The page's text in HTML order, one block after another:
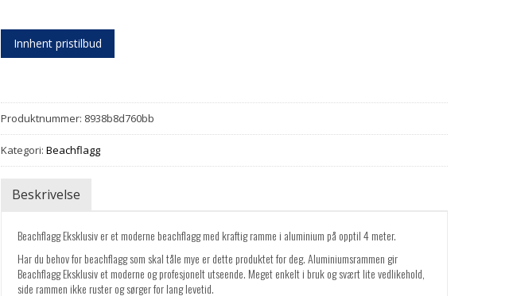
Innhent pristilbud
Produktnummer: 8938b8d760bb
Kategori:Beachflagg
Beskrivelse
Beachflagg Eksklusiv er et moderne beachflagg med kraftig ramme i aluminium på opptil 4 meter.
Har du behov for beachflagg som skal tåle mye er dette produktet for deg. Aluminiumsrammen gir
Beachflagg Eksklusiv et moderne og profesjonelt utseende. Meget enkelt i bruk og svært lite vedlikehold,
side rammen ikke ruster og sørger for lang levetid.